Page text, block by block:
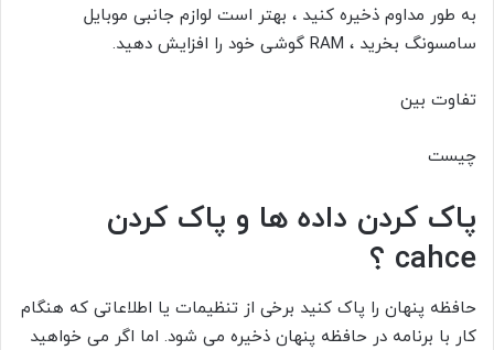
به طور مداوم ذخیره کنید ، بهتر است لوازم جانبی موبایل
سامسونگ بخرید ، RAM گوشی خود را افزایش دهید.
تفاوت بین
چیست
پاک کردن داده ها و پاک کردن
cahce ؟
حافظه پنهان را پاک کنید برخی از تنظیمات یا اطلاعاتی که هنگام
کار با برنامه در حافظه پنهان ذخیره می شود. اما اگر می خواهید